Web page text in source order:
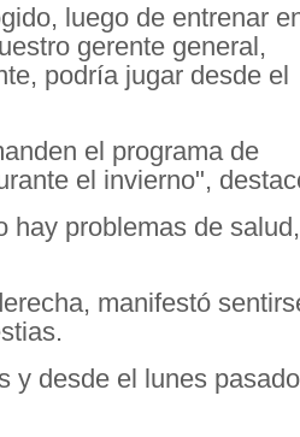
luego de entrenar
gerente general,
podría jugar desde el
el programa de
el invierno",
hay problemas de salud,
manifestó
y desde el lunes pasado